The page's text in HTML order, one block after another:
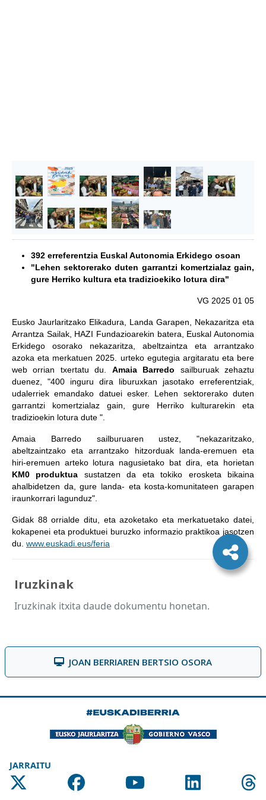
392 erreferentzia Euskal Autonomia Erkidego osoan
"Lehen sektorerako duten garrantzi komertzialaz gain,
gure Herriko kultura eta tradizioekiko lotura dira"
VG 2025 01 05
Eusko Jaurlaritzako Elikadura, Landa Garapen, Nekazaritza eta
Arrantza Sailak, HAZI Fundazioarekin batera, Euskal Autonomia
Erkidego osorako nekazaritza, abeltzaintza eta arrantzako
azoka eta merkatuen 2025. urteko egutegia argitaratu eta bere
web orrian txertatu du. Amaia Barredo sailburuak zehaztu
duenez, "400 inguru dira liburuxkan jasotako erreferentziak,
udalerriek emandako datuei esker. Lehen sektorerako duten
garrantzi komertzialaz gain, gure Herriko kulturarekin eta
tradizioekin lotura dute ".
Amaia Barredo sailburuaren ustez, "nekazaritzako,
abeltzaintzako eta arrantzako hitzorduak landa-eremuen eta
hiri-eremuen arteko lotura nagusietako bat dira, eta horietan
KM0 produktua sustatzen da eta tokiko erosketa bikaina
ahalbidetzen da, gure landa- eta kosta-komunitateen garapen
iraunkorrari lagunduz".
Gidak 88 orrialde ditu, eta azoketako eta merkatuetako datei,
kokapenei eta produktuei buruzko informazio praktikoa jasotzen
du. www.euskadi.eus/feria
Iruzkinak
Iruzkinak itxita daude dokumentu honetan.
JOAN BERRIAREN BERTSIO OSORA
JARRAITU